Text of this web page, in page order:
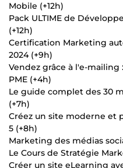
Mobile (+12h)
Pack ULTIME de
(+12h)
Certification Marketing
2024 (+9h)
Vendez grâce à l'e-
PME (+4h)
Le guide complet des 30
(+7h)
Créez un site moderne et
5 (+8h)
Marketing des médias
Le Cours de Stratégie
Créer un site eLearning